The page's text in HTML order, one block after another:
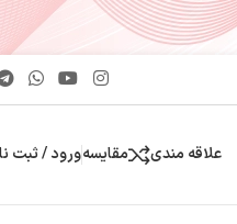
علاقه مندی مقایسهورود / ثبت